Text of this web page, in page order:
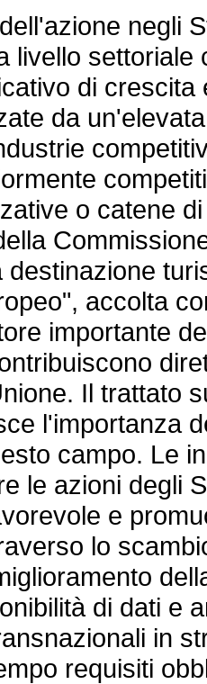
negli
livello
di
da
o catene
destinazione
accolta
importante
Il trattato
l'importanza
campo. Le
le azioni degli
e
lo
di dati e
in
requisiti